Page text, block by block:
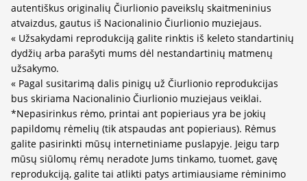
autentiškus originalių Čiurlionio paveikslų skaitmeninius
atvaizdus, gautus iš Nacionalinio Čiurlionio muziejaus.
« Užsakydami reprodukciją galite rinktis iš keleto standartinių
dydžių arba parašyti mums dėl nestandartinių matmenų
užsakymo.
« Pagal susitarimą dalis pinigų už Čiurlionio reprodukcijas
bus skiriama Nacionalinio Čiurlionio muziejaus veiklai.
*Nepasirinkus rėmo, printai ant popieriaus yra be jokių
papildomų rėmelių (tik atspaudas ant popieriaus). Rėmus
galite pasirinkti mūsų internetiniame puslapyje. Jeigu tarp
mūsų siūlomų rėmų neradote Jums tinkamo, tuomet, gavę
reprodukciją, galite tai atlikti patys artimiausiame rėminimo